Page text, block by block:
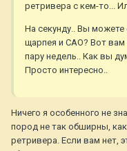
ретривера с кем-то...
На секунду.. Вы можете
щарпея и САО? Вот вам
пару недель.. Как вы
Просто интересно..
Ничего я особенного не
пород не так обширны,
ретривера. Если вам нет,